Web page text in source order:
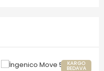
KARGO
BEDAVA